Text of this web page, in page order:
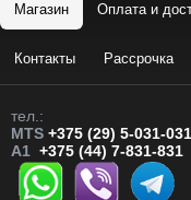
Магазин Оплата и
Контакты Рассрочка
тел.:
MTS +375 (29) 5-031-031
A1 +375 (44) 7-831-831